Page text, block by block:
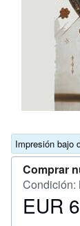
Impresión bajo
Comprar
Condición:
Precio
EUR